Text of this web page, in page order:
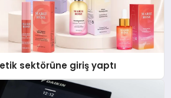
sektörüne giriş yaptı